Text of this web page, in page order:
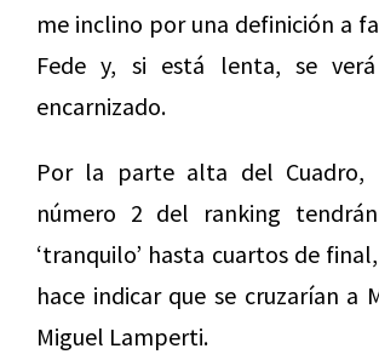
me inclino por una definición a
Fede y, si está lenta, se
encarnizado.
Por la parte alta del Cuadro,
número 2 del ranking
‘tranquilo’ hasta cuartos de
hace indicar que se cruzarían a
Miguel Lamperti.